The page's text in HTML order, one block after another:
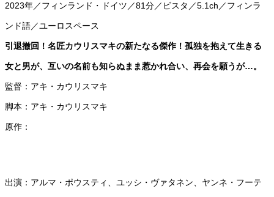
2023年／フィンランド・ドイツ／81分／ビスタ／5.1ch／フィンラ
ンド語／ユーロスペース
引退撤回！名匠カウリスマキの新たなる傑作！孤独を抱えて生きる
女と男が、互いの名前も知らぬまま惹かれ合い、再会を願うが…。
監督：アキ・カウリスマキ
脚本：アキ・カウリスマキ
原作：
出演：アルマ・ポウスティ、ユッシ・ヴァタネン、ヤンネ・フーテ